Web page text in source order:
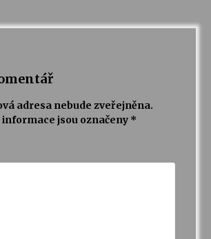
adresa nebude zveřejněna.
informace jsou označeny *